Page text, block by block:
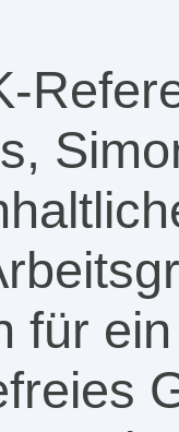
für